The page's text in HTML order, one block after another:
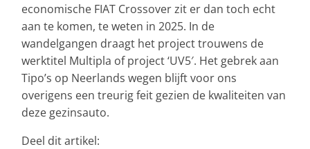
economische FIAT Crossover zit er dan toch echt
aan te komen, te weten in 2025. In de
wandelgangen draagt het project trouwens de
werktitel Multipla of project ‘UV5′. Het gebrek aan
Tipo’s op Neerlands wegen blijft voor ons
overigens een treurig feit gezien de kwaliteiten van
deze gezinsauto.
Deel dit artikel: